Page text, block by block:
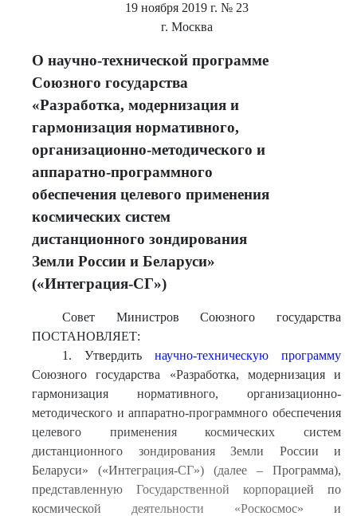
19 ноября 2019 г. № 23
г. Москва
О научно-технической программе
Союзного государства
«Разработка, модернизация и
гармонизация нормативного,
организационно-методического и
аппаратно-программного
обеспечения целевого применения
космических систем
дистанционного зондирования
Земли России и Беларуси»
(«Интеграция-СГ»)
Совет Министров Союзного государства
ПОСТАНОВЛЯЕТ:
1. Утвердить научно-техническую программу
Союзного государства «Разработка, модернизация и
гармонизация нормативного, организационно-
методического и аппаратно-программного обеспечения
целевого применения космических систем
дистанционного зондирования Земли России и
Беларуси» («Интеграция-СГ») (далее – Программа),
представленную Государственной корпорацией по
космической деятельности «Роскосмос» и